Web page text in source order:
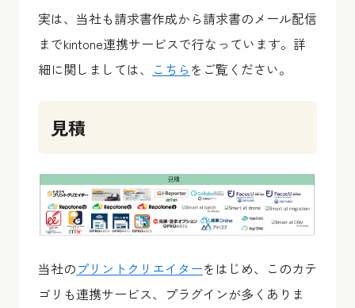
実は、当社も請求書作成から請求書のメール配信
までkintone連携サービスで行なっています。詳
細に関しましては、
こちら をご覧ください。
見積
当社のプリントクリエイターをはじめ、このカテ
ゴリも連携サービス、プラグインが多くありま